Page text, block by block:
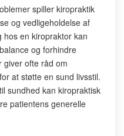
spiller kiropraktik
og vedligeholdelse af
en kiropraktor kan
og forhindre
giver ofte råd om
at støtte en sund livsstil.
sundhed kan kiropraktisk
patientens generelle